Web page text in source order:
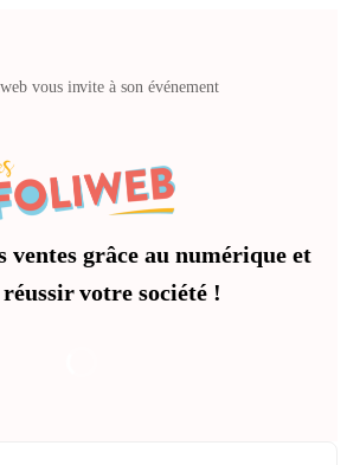
vous invite à son événement
ventes grâce au numérique et
votre société !